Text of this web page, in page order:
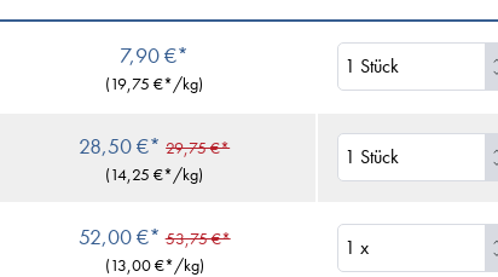
7,90 €*
(19,75 €*/kg)
28,50 €* 29,75 €*
(14,25 €*/kg)
52,00 €* 53,75 €*
(13,00 €*/kg)